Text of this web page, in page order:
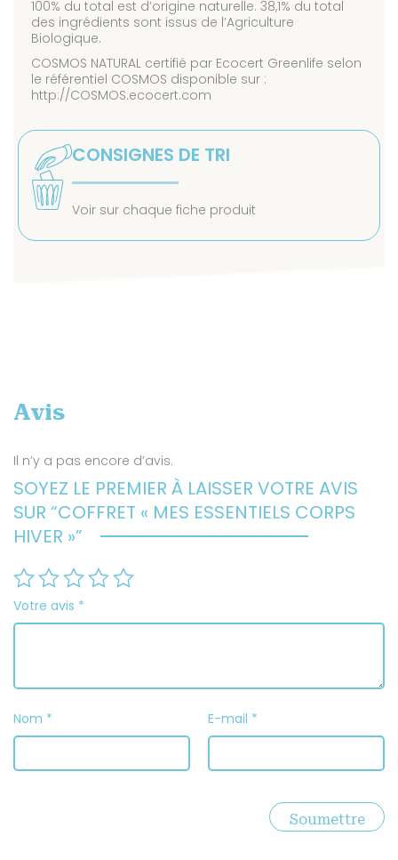
100% du total est d’origine naturelle. 38,1% du total
des ingrédients sont issus de l’Agriculture
Biologique.
COSMOS NATURAL certifié par Ecocert Greenlife selon
le référentiel COSMOS disponible sur :
http://COSMOS.ecocert.com
CONSIGNES DE TRI
Voir sur chaque fiche produit
Avis
Il n’y a pas encore d’avis.
SOYEZ LE PREMIER À LAISSER VOTRE AVIS
SUR “COFFRET « MES ESSENTIELS CORPS
HIVER »”
Votre avis *
Nom * E-mail *